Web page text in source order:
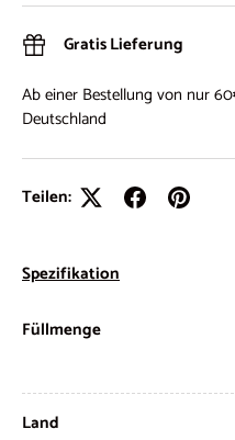
Gratis Lieferung
Ab einer Bestellung von nur
Deutschland
Teilen:
Spezifikation
Füllmenge
Land